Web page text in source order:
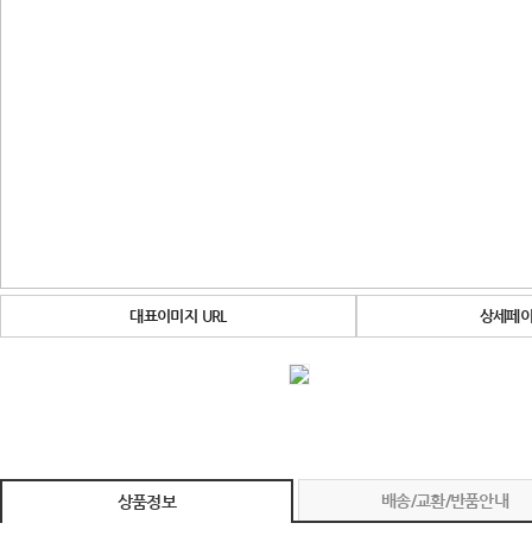
대표이미지 URL 상세페
상품정보 배송/교환/반품안내